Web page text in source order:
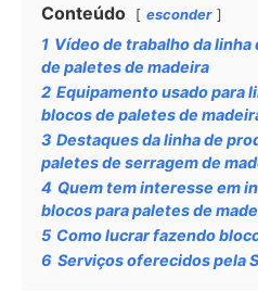
Conteúdo esconder
1 Vídeo de trabalho da
de paletes de madeira
2 Equipamento usado para
blocos de paletes de
3 Destaques da linha de
paletes de serragem de
4 Quem tem interesse em
blocos para paletes de
5 Como lucrar fazendo
6 Serviços oferecidos pela